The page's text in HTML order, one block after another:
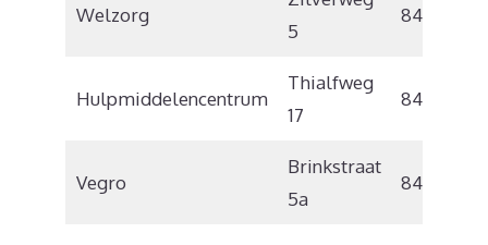
Welzorg
5
8445 PE
Hulpmiddelencentrum
Thialfweg
17
8441 PV
Vegro
Brinkstraat
5a
8431 LC